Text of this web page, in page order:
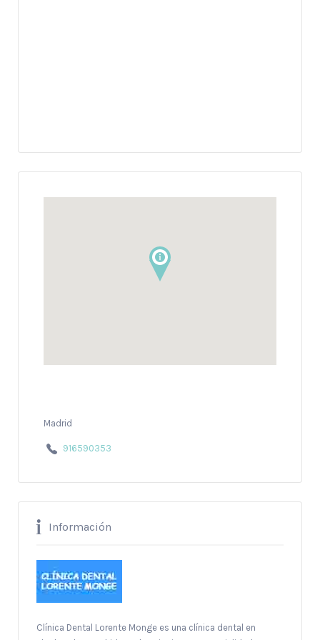
Madrid
916590353
Información
Clínica Dental Lorente Monge es una clínica dental en